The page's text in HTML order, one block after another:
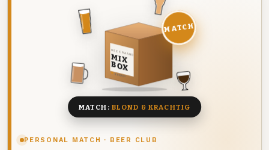
PERSONAL MATCH · BEER CLUB
DEZE MAAND
MIX
BOX
8 BIEREN
MATCH
MATCH: BLOND & KRACHTIG